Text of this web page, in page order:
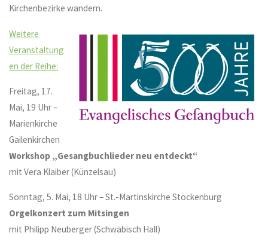
Kirchenbezirke wandern.
Weitere
Veranstaltung
en der Reihe:
Freitag, 17.
Mai, 19 Uhr –
Marienkirche
Gailenkirchen
Workshop „Gesangbuchlieder neu entdeckt“
mit Vera Klaiber (Künzelsau)
Sonntag, 5. Mai, 18 Uhr – St.-Martinskirche Stöckenburg
Orgelkonzert zum Mitsingen
mit Philipp Neuberger (Schwäbisch Hall)